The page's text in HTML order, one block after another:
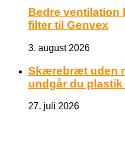
Bedre ventilation
filter til Genvex
3. august 2026
Skærebræt uden
undgår du
27. juli 2026